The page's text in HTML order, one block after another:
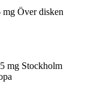
mg Över disken
mg Stockholm